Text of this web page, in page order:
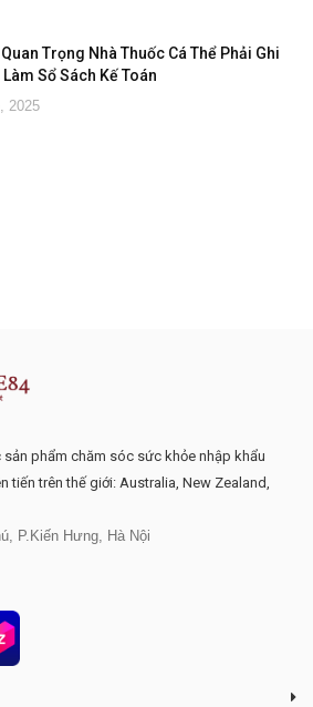
Trọng Nhà Thuốc Cá Thể Phải Ghi
Làm Sổ Sách Kế Toán
2025
phẩm chăm sóc sức khỏe nhập khẩu
tiến trên thế giới: Australia, New Zealand,
P.Kiến Hưng, Hà Nội